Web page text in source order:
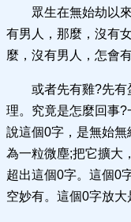
眾生在無始劫以
有男人，那麼，沒有
麼，沒有男人，怎會
或者先有雞?先
理。究竟是怎麼回事
說這個0字，是無始無
為一粒微塵;把它擴大
超出這個0字。這個0
空妙有。這個0字放大